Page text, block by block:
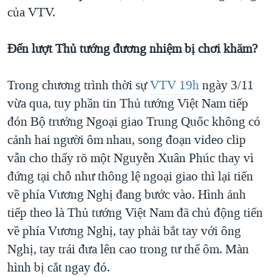
của VTV.
Đến lượt Thủ tướng đương nhiệm bị chơi khăm?
Trong chương trình thời sựVTV 19hngày 3/11
vừa qua, tuy phần tin Thủ tướng Việt Nam tiếp
đón Bộ trưởng Ngoại giao Trung Quốc không có
cảnh hai người ôm nhau, song đoạn video clip
vẫn cho thấy rõ một Nguyễn Xuân Phúc thay vì
đứng tại chỗ như thông lệ ngoại giao thì lại tiến
về phía Vương Nghị đang bước vào. Hình ảnh
tiếp theo là Thủ tướng Việt Nam đã chủ động tiến
về phía Vương Nghị, tay phải bắt tay với ông
Nghị, tay trái đưa lên cao trong tư thế ôm. Màn
hình bị cắt ngay đó.